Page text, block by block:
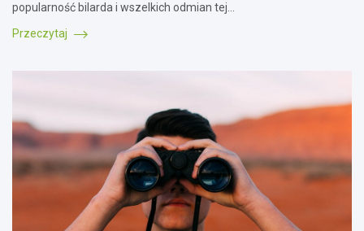
popularność bilarda i wszelkich odmian tej…
Przeczytaj